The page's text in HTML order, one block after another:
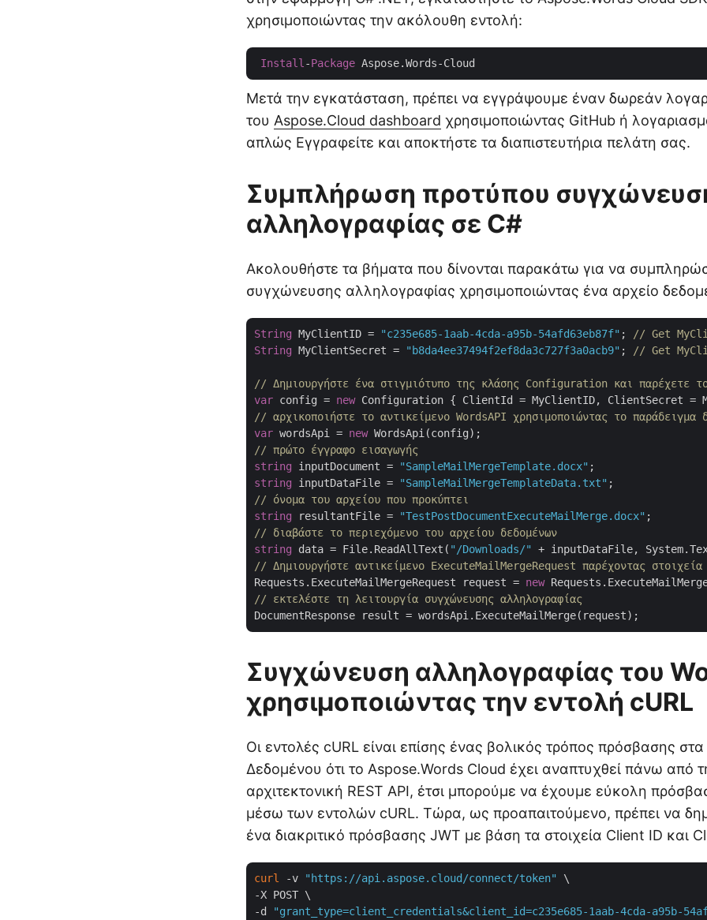
χρησιμοποιώντας την ακόλουθη εντολή:
Install -Package
Μετά την εγκατάσταση, πρέπει να εγγράψουμε έναν δωρεάν
του Aspose.Cloud dashboard χρησιμοποιώντας GitHub ή
απλώς Εγγραφείτε και αποκτήστε τα διαπιστευτήρια πελάτη σας.
Συμπλήρωση προτύπου
αλληλογραφίας σε C#
Ακολουθήστε τα βήματα που δίνονται παρακάτω για να
συγχώνευσης αλληλογραφίας χρησιμοποιώντας ένα αρχείο
String MyClientID = "c235e685-1aab-4cda-a95b-54afd63eb87f" ;
// Get
String MyClientSecret = "b8da4ee37494f2ef8da3c727f3a0acb9" ; // Get
// Δημιουργήστε ένα στιγμιότυπο της κλάσης Configuration και παρέχετε
var config = new
// αρχικοποιήστε το αντικείμενο WordsAPI χρησιμοποιώντας το παράδειγμα
var wordsApi = new
// πρώτο έγγραφο εισαγωγής
string inputDocument = "SampleMailMergeTemplate.docx"
string inputDataFile = "SampleMailMergeTemplateData.txt"
// όνομα του αρχείου που προκύπτει
string resultantFile = "TestPostDocumentExecuteMailMerge.docx"
// διαβάστε το περιεχόμενο του αρχείου δεδομένων
string data = File.ReadAllText( "/Downloads/"
// Δημιουργήστε αντικείμενο ExecuteMailMergeRequest παρέχοντας
Requests.ExecuteMailMergeRequest request = new
// εκτελέστε τη λειτουργία συγχώνευσης αλληλογραφίας
Συγχώνευση αλληλογραφίας του
χρησιμοποιώντας την εντολή cURL
Οι εντολές cURL είναι επίσης ένας βολικός τρόπος πρόσβασης στα
Δεδομένου ότι το Aspose.Words Cloud έχει αναπτυχθεί πάνω από
αρχιτεκτονική REST API, έτσι μπορούμε να έχουμε εύκολη
μέσω των εντολών cURL. Τώρα, ως προαπαιτούμενο, πρέπει να
ένα διακριτικό πρόσβασης JWT με βάση τα στοιχεία Client ID και
curl -v "https://api.aspose.cloud/connect/token"
\
-X POST \
-d
"grant_type=client_credentials&client_id=c235e685-1aab-4cda-a95b-